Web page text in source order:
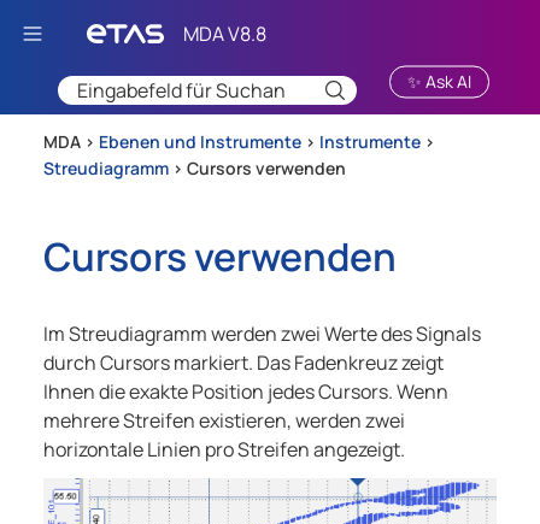
Zu Hauptinhalt springen
✨ Ask AI
MDA > Ebenen und Instrumente > Instrumente >
Streudiagramm > Cursors verwenden
Cursors verwenden
Im Streudiagramm werden zwei Werte des Signals
durch Cursors markiert. Das Fadenkreuz zeigt
Ihnen die exakte Position jedes Cursors. Wenn
mehrere Streifen existieren, werden zwei
horizontale Linien pro Streifen angezeigt.